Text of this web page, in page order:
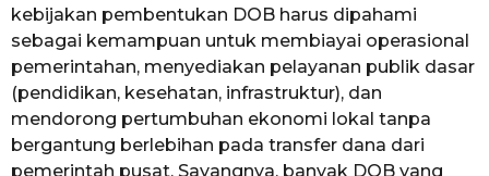
kebijakan pembentukan DOB harus dipahami
sebagai kemampuan untuk membiayai operasional
pemerintahan, menyediakan pelayanan publik dasar
(pendidikan, kesehatan, infrastruktur), dan
mendorong pertumbuhan ekonomi lokal tanpa
bergantung berlebihan pada transfer dana dari
pemerintah pusat. Sayangnya, banyak DOB yang